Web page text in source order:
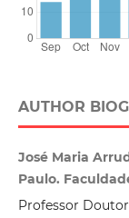
AUTHOR
José Maria
Paulo.
Professor